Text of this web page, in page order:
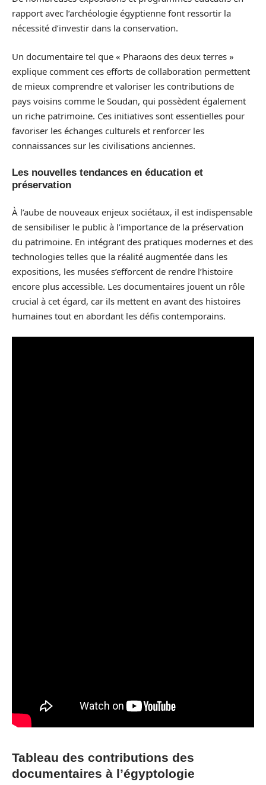
rapport avec l’archéologie égyptienne font ressortir la
nécessité d’investir dans la conservation.
Un documentaire tel que « Pharaons des deux terres »
explique comment ces efforts de collaboration permettent
de mieux comprendre et valoriser les contributions de
pays voisins comme le Soudan, qui possèdent également
un riche patrimoine. Ces initiatives sont essentielles pour
favoriser les échanges culturels et renforcer les
connaissances sur les civilisations anciennes.
Les nouvelles tendances en éducation et
préservation
À l’aube de nouveaux enjeux sociétaux, il est indispensable
de sensibiliser le public à l’importance de la préservation
du patrimoine. En intégrant des pratiques modernes et des
technologies telles que la réalité augmentée dans les
expositions, les musées s’efforcent de rendre l’histoire
encore plus accessible. Les documentaires jouent un rôle
crucial à cet égard, car ils mettent en avant des histoires
humaines tout en abordant les défis contemporains.
Tableau des contributions des
documentaires à l’égyptologie